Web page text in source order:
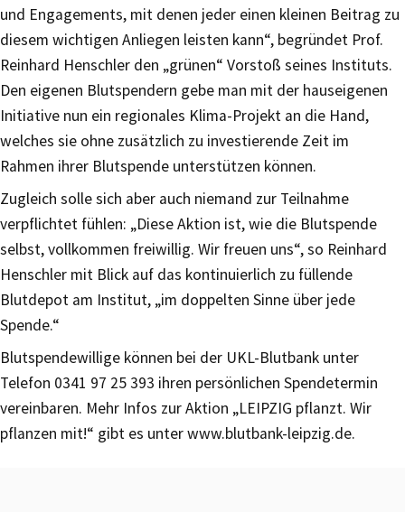
und Engagements, mit denen jeder einen kleinen Beitrag zu
diesem wichtigen Anliegen leisten kann“, begründet Prof.
Reinhard Henschler den „grünen“ Vorstoß seines Instituts.
Den eigenen Blutspendern gebe man mit der hauseigenen
Initiative nun ein regionales Klima-Projekt an die Hand,
welches sie ohne zusätzlich zu investierende Zeit im
Rahmen ihrer Blutspende unterstützen können.
Zugleich solle sich aber auch niemand zur Teilnahme
verpflichtet fühlen: „Diese Aktion ist, wie die Blutspende
selbst, vollkommen freiwillig. Wir freuen uns“, so Reinhard
Henschler mit Blick auf das kontinuierlich zu füllende
Blutdepot am Institut, „im doppelten Sinne über jede
Spende.“
Blutspendewillige können bei der UKL-Blutbank unter
Telefon 0341 97 25 393 ihren persönlichen Spendetermin
vereinbaren. Mehr Infos zur Aktion „LEIPZIG pflanzt. Wir
pflanzen mit!“ gibt es unter www.blutbank-leipzig.de.